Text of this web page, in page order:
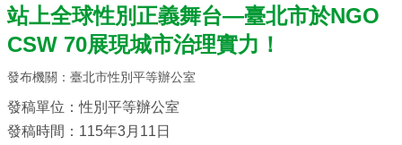
ENGLISH
性
平
等
辦
公
站上全球性別正義舞台—臺北市於NGO
CSW 70展現城市治理實力！
發布機關：臺北市性別平等辦公室
發稿單位：性別平等辦公室
發稿時間：115年3月11日